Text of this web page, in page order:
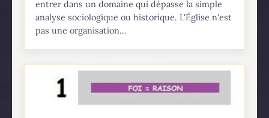
entrer dans un domaine qui dépasse la simple
analyse sociologique ou historique. L'Église n'est
pas une organisation...